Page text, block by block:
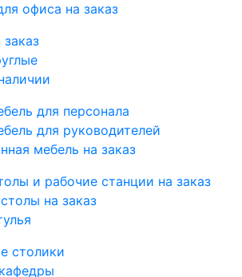
офиса на заказ
для персонала
для руководителей
мебель на заказ
и рабочие станции на заказ
на заказ
столики